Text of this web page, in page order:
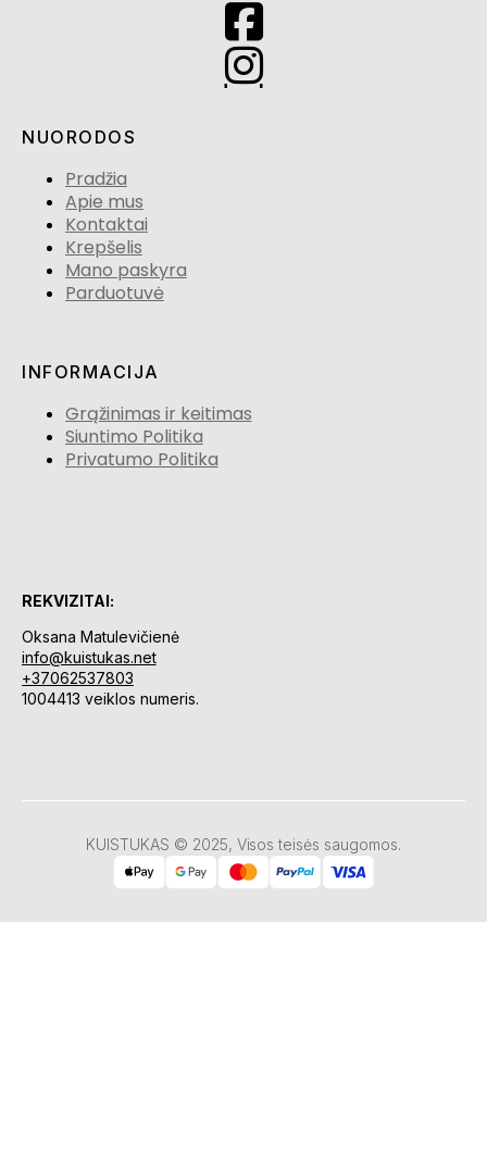
NUORODOS
Pradžia
Apie mus
Kontaktai
Krepšelis
Mano paskyra
Parduotuvė
INFORMACIJA
Grąžinimas ir keitimas
Siuntimo Politika
Privatumo Politika
REKVIZITAI:
Oksana Matulevičienė
info@kuistukas.net
+37062537803
1004413 veiklos numeris.
KUISTUKAS © 2025, Visos teisės saugomos.